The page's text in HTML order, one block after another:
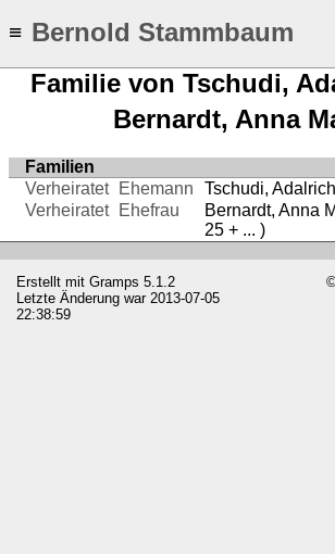
≡ Bernold Stammbaum
Familie von Tschudi,
Bernardt, Anna
Familien
Verheiratet
Ehemann Tschudi, Adalrich
Verheiratet
Ehefrau Bernardt, Anna
25 + ... )
Erstellt mit Gramps 5.1.2
Letzte Änderung war 2013-07-05
22:38:59